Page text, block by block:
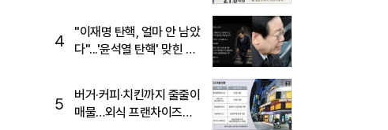
4
"이재명 탄핵, 얼마 안 남았
다"...'윤석열 탄핵' 맞힌 무
5
버거·커피·치킨까지 줄줄이
매물…외식 프랜차이즈